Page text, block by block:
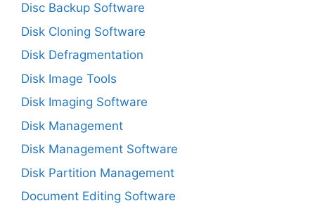
Disc Backup Software
Disk Cloning Software
Disk Defragmentation
Disk Image Tools
Disk Imaging Software
Disk Management
Disk Management Software
Disk Partition Management
Document Editing Software